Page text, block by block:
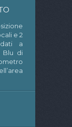
e 2
a
Blu di